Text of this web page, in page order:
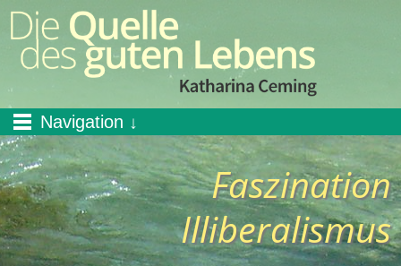
Navigation
Faszination
Illiberalismus